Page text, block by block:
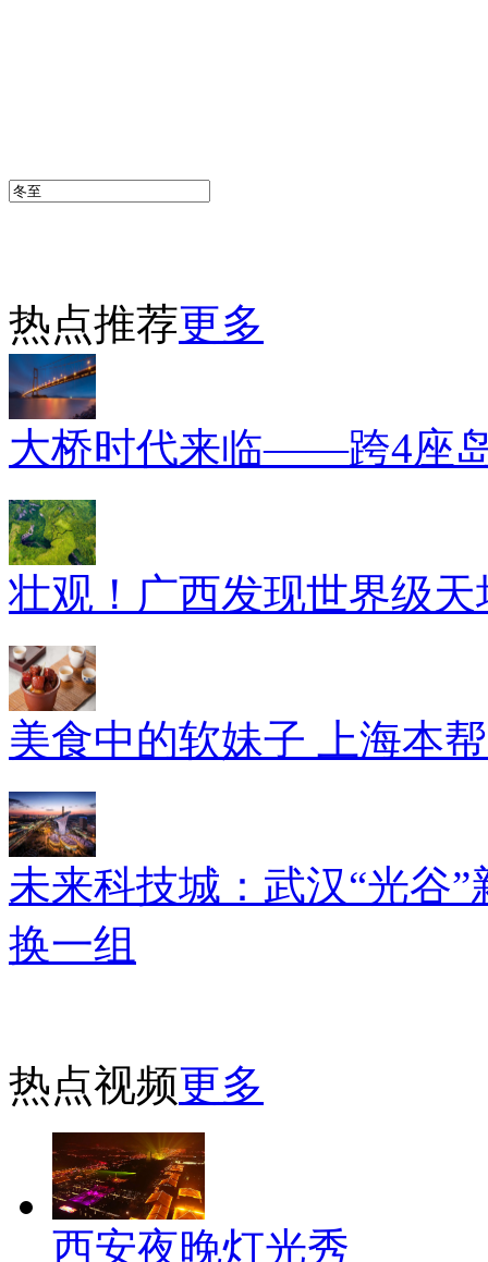
热点推荐更多
大桥时代来临——跨4座
壮观！广西发现世界级
美食中的软妹子 上海本
未来科技城：武汉“光谷”
换一组
热点视频更多
西安夜晚灯光秀